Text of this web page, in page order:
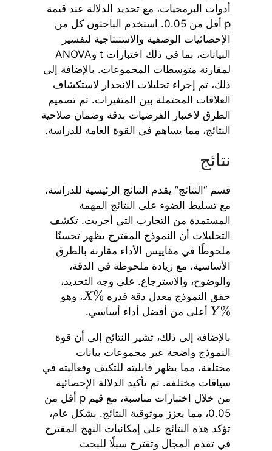
أدوات البرمجيات، مع تحديد الدلالة عند قيمة
p أقل من 0.05. استخدم الباحثون كل من
الإحصائيات الوصفية والاستنتاجية لتفسير
البيانات، بما في ذلك اختبارات t وANOVA
لمقارنة متوسطات المجموعات. بالإضافة إلى
ذلك، تم إجراء تحليلات الانحدار لاستكشاف
العلاقات المحتملة بين المتغيرات. تم تصميم
الطرق لاختبار الفرضيات بدقة وضمان صلاحية
النتائج، مما يساهم في القوة العامة للدراسة.
نتائج
قسم “النتائج” يقدم النتائج الرئيسية للدراسة،
مع تسليط الضوء على النتائج المهمة
المستمدة من التجارب التي أجريت. تكشف
التحليلات أن النموذج المقترح يظهر تحسنًا
ملحوظًا في مقاييس الأداء مقارنة بالطرق
الأساسية، مع زيادة ملحوظة في الدقة،
والوضوح، والاسترجاع. على وجه التحديد،
حقق النموذج معدل دقة قدره
X% ، وهو
Y% أعلى من أفضل أداء أساسي.
بالإضافة إلى ذلك، تشير النتائج إلى أن قوة
النموذج واضحة عبر مجموعات بيانات
مختلفة، مما يظهر قابليته للتكيف وفعاليته في
سياقات مختلفة. تم تأكيد الدلالة الإحصائية
من خلال اختبارات مناسبة، مع قيم p أقل من
0.05، مما يعزز موثوقية النتائج. بشكل عام،
تؤكد هذه النتائج على إمكانيات النهج المقترح
في تقدم المجال وتقترح سبلًا للبحث